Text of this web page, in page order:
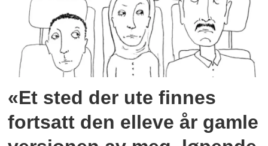
«Et sted der ute finnes
fortsatt den elleve år gamle